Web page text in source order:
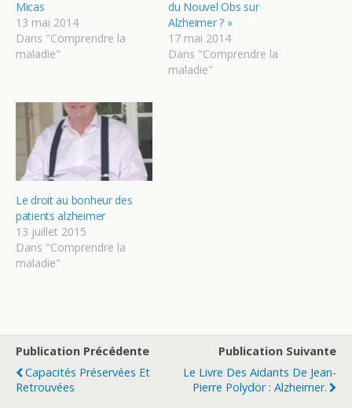
Micas
13 mai 2014
Dans "Comprendre la
maladie"
du Nouvel Obs sur
Alzheimer ? »
17 mai 2014
Dans "Comprendre la
maladie"
Le droit au bonheur des
patients alzheimer
13 juillet 2015
Dans "Comprendre la
maladie"
Publication Précédente
Capacités Préservées Et
Retrouvées
Publication Suivante
Le Livre Des Aidants De Jean-
Pierre Polydor : Alzheimer.